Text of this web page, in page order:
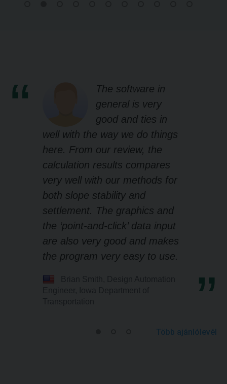
The software in
general is very
good and ties in
well with the way we do things
here. From our review, the
calculation results compares
very well with our methods for
both slope stability and
settlement. The graphics and
the ‘point-and-click’ data input
are also very good and makes
the program very easy to use.
Több ajánlólevél